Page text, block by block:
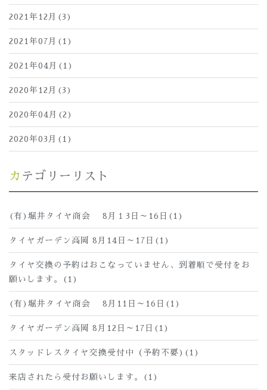
2021年12月(3)
2021年07月(1)
2021年04月(1)
2020年12月(3)
2020年04月(2)
2020年03月(1)
カテゴリーリスト
(有)堀井タイヤ商会 8月１3日～16日(1)
タイヤガーデン高岡 8月14日～17日(1)
タイヤ交換の予約はおこなっていません、到着順で受付をお
願いします。(1)
(有)堀井タイヤ商会 8月11日～16日(1)
タイヤガーデン高岡 8月12日～17日(1)
スタッドレスタイヤ交換受付中（予約不要)(1)
来店されたら受付お願いします。(1)